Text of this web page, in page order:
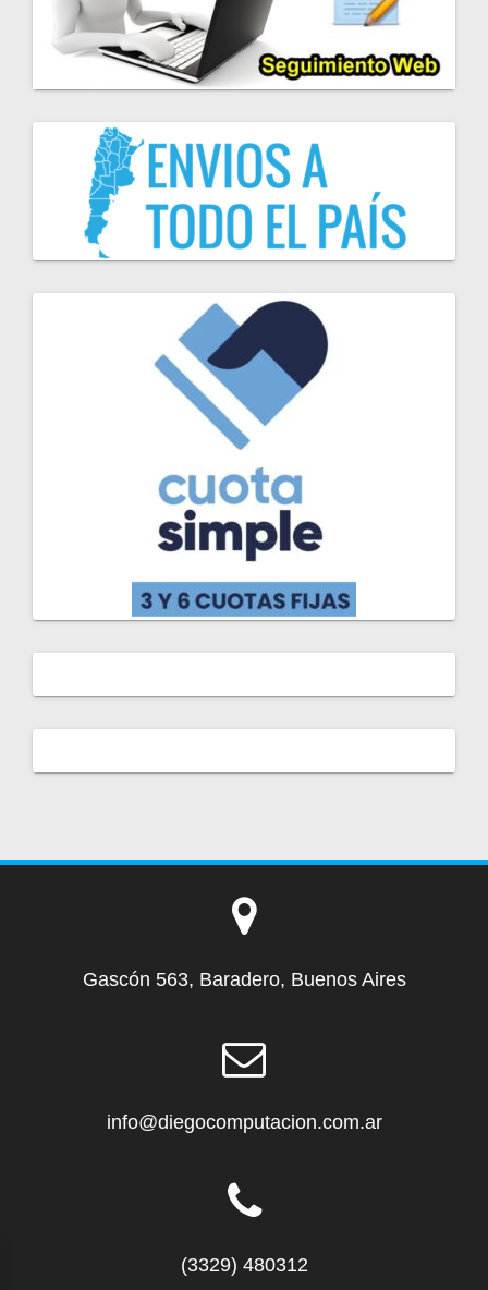
Gascón 563, Baradero, Buenos Aires
info@diegocomputacion.com.ar
(3329) 480312